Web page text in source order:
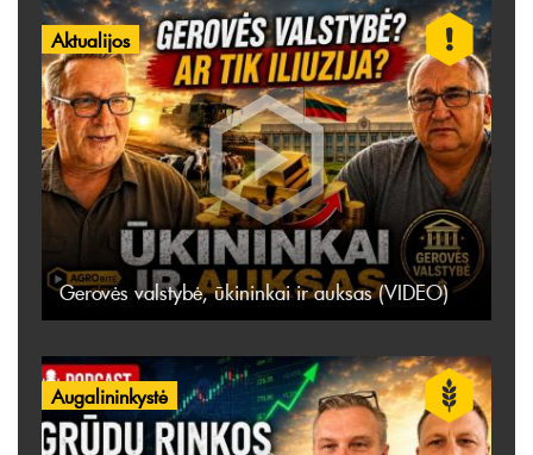
Aktualijos
Gerovės valstybė, ūkininkai ir auksas (VIDEO)
Augalininkystė